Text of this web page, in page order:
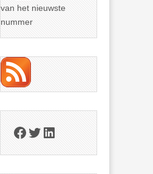
van het nieuwste
nummer
Facebook
Twitter
LinkedIn